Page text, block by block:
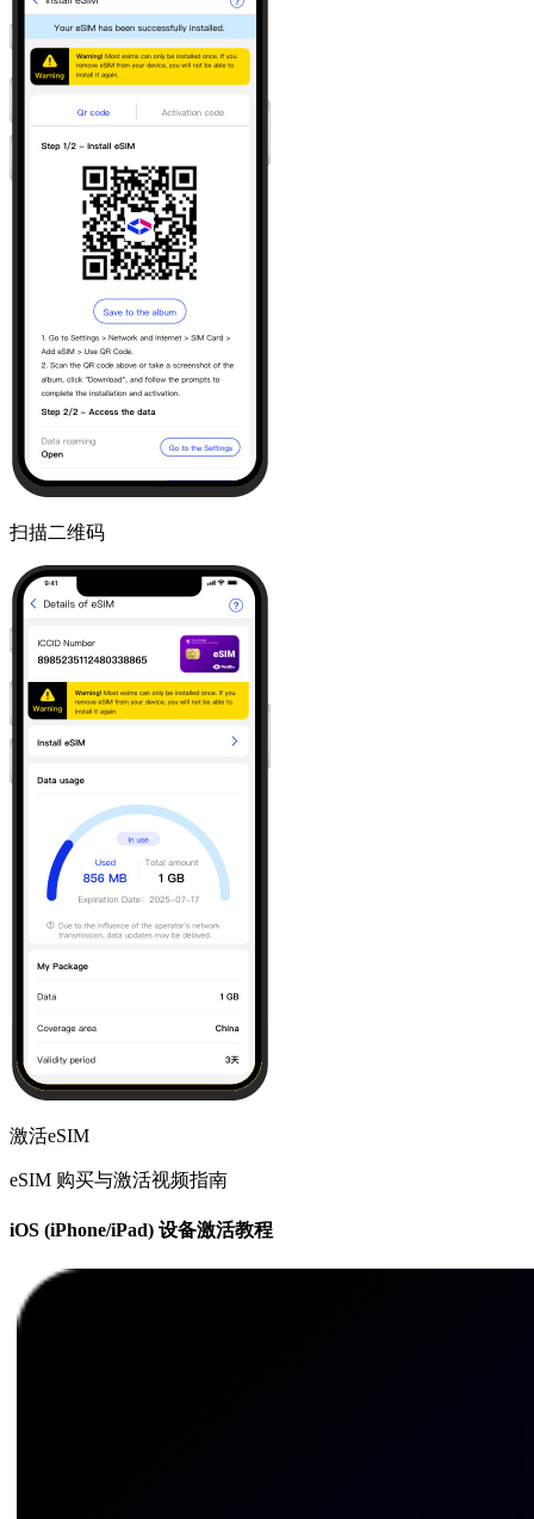
扫描二维码
激活eSIM
eSIM 购买与激活视频指南
iOS (iPhone/iPad) 设备激活教程